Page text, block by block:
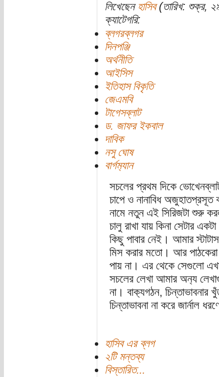
লিখেছেন হাসিব(তারিখ: শুক্র,
ক্যাটেগরি:
ব্লগরব্লগর
দিনপঞ্জি
অর্থনীতি
আইসিস
ইতিহাস বিকৃতি
জেএমবি
টাগেসব্লাট
ড. জাফর ইকবাল
দাবিক
নসু ঘোষ
বার্গম‍্যান
সচলের প্রথম দিকে
চাপে ও নানাবিধ অজুহাতপ্রসূত
নামে নতুন এই সিরিজটা শুরু
চালু রাখা যায় কিনা সেটার
কিছু পাবার নেই। আমার
মিস করার মতো। আর
পায় না। এর থেকে সেগুলো
সচলের লেখা আমার অন‍্য
না। বাক‍্যগঠন, চিন্তাভাবনার
চিন্তাভাবনা না করে জার্নাল
হাসিব এর ব্লগ
২টি মন্তব্য
বিস্তারিত...